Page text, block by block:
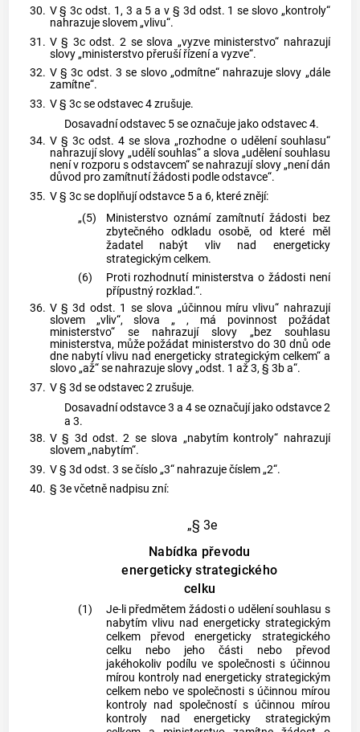
30. V § 3c odst. 1, 3 a 5 a v § 3d odst. 1 se slovo „kontroly“
nahrazuje slovem „vlivu“.
31. V § 3c odst. 2 se slova „vyzve ministerstvo“ nahrazují
slovy „ministerstvo přeruší řízení a vyzve“.
32. V § 3c odst. 3 se slovo „odmítne“ nahrazuje slovy „dále
zamítne“.
33. V § 3c se odstavec 4 zrušuje.
Dosavadní odstavec 5 se označuje jako odstavec 4.
34. V § 3c odst. 4 se slova „rozhodne o udělení souhlasu“
nahrazují slovy „udělí souhlas“ a slova „udělení souhlasu
není v rozporu s odstavcem“ se nahrazují slovy „není dán
důvod pro zamítnutí žádosti podle odstavce“.
35. V § 3c se doplňují odstavce 5 a 6, které znějí:
„(5)
Ministerstvo oznámí zamítnutí žádosti bez
zbytečného odkladu osobě, od které měl
žadatel nabýt vliv nad energeticky
strategickým celkem.
(6)
Proti rozhodnutí ministerstva o žádosti není
přípustný rozklad.“.
36. V § 3d odst. 1 se slova „účinnou míru vlivu“ nahrazují
slovem „vliv“, slova „ , má povinnost požádat
ministerstvo“ se nahrazují slovy „bez souhlasu
ministerstva, může požádat ministerstvo do 30 dnů ode
dne nabytí vlivu nad energeticky strategickým celkem“ a
slovo „až“ se nahrazuje slovy „odst. 1 až 3, § 3b a“.
37. V § 3d se odstavec 2 zrušuje.
Dosavadní odstavce 3 a 4 se označují jako odstavce 2
a 3.
38. V § 3d odst. 2 se slova „nabytím kontroly“ nahrazují
slovem „nabytím“.
39. V § 3d odst. 3 se číslo „3“ nahrazuje číslem „2“.
40. § 3e včetně nadpisu zní:
„§ 3e
Nabídka převodu
energeticky strategického
celku
(1)
Je-li předmětem žádosti o udělení souhlasu s
nabytím vlivu nad energeticky strategickým
celkem převod energeticky strategického
celku nebo jeho části nebo převod
jakéhokoliv podílu ve společnosti s účinnou
mírou kontroly nad energeticky strategickým
celkem nebo ve společnosti s účinnou mírou
kontroly nad společností s účinnou mírou
kontroly nad energeticky strategickým